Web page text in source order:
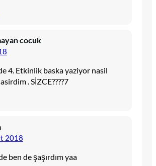
cocuk
4. Etkinlik baska yaziyor nasil
. SİZCE????7
2018
ben de şaşırdım yaa